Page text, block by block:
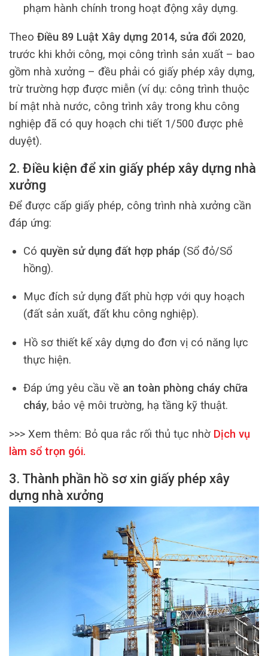
phạm hành chính trong hoạt động xây dựng.
Theo Điều 89 Luật Xây dựng 2014, sửa đổi 2020,
trước khi khởi công, mọi công trình sản xuất – bao
gồm nhà xưởng – đều phải có giấy phép xây dựng,
trừ trường hợp được miễn (ví dụ: công trình thuộc
bí mật nhà nước, công trình xây trong khu công
nghiệp đã có quy hoạch chi tiết 1/500 được phê
duyệt).
2. Điều kiện để xin giấy phép xây dựng nhà
xưởng
Để được cấp giấy phép, công trình nhà xưởng cần
đáp ứng:
Có quyền sử dụng đất hợp pháp (Sổ đỏ/Sổ
hồng).
Mục đích sử dụng đất phù hợp với quy hoạch
(đất sản xuất, đất khu công nghiệp).
Hồ sơ thiết kế xây dựng do đơn vị có năng lực
thực hiện.
Đáp ứng yêu cầu về an toàn phòng cháy chữa
cháy, bảo vệ môi trường, hạ tầng kỹ thuật.
>>> Xem thêm: Bỏ qua rắc rối thủ tục nhờ Dịch vụ
làm sổ trọn gói.
3. Thành phần hồ sơ xin giấy phép xây
dựng nhà xưởng